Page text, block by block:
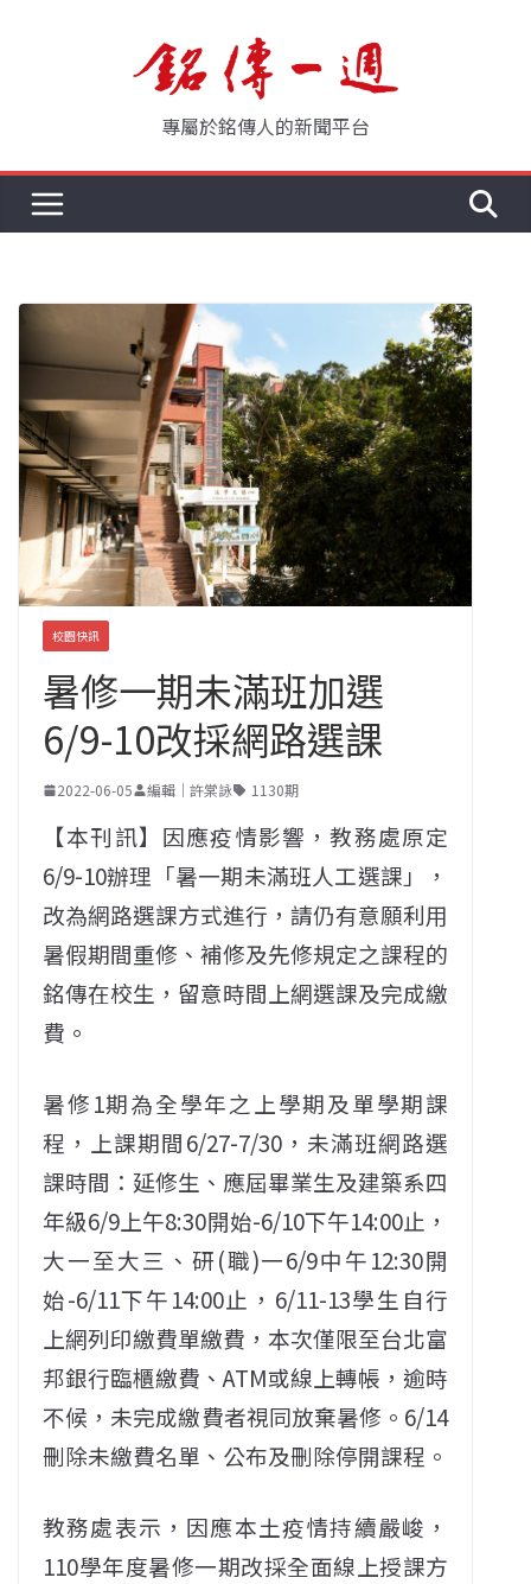
專屬於銘傳人的新聞平台
校園快訊
暑修一期未滿班加選
6/9-10改採網路選課
2022-06-05 編輯｜許棠詠 1130期
【本刊訊】因應疫情影響，教務處原定
6/9-10辦理「暑一期未滿班人工選課」，
改為網路選課方式進行，請仍有意願利用
暑假期間重修、補修及先修規定之課程的
銘傳在校生，留意時間上網選課及完成繳
費。
暑修1期為全學年之上學期及單學期課
程，上課期間6/27-7/30，未滿班網路選
課時間：延修生、應屆畢業生及建築系四
年級6/9上午8:30開始-6/10下午14:00止，
大一至大三、研(職)一6/9中午12:30開
始-6/11下午14:00止，6/11-13學生自行
上網列印繳費單繳費，本次僅限至台北富
邦銀行臨櫃繳費、ATM或線上轉帳，逾時
不候，未完成繳費者視同放棄暑修。6/14
刪除未繳費名單、公布及刪除停開課程。
教務處表示，因應本土疫情持續嚴峻，
110學年度暑修一期改採全面線上授課方